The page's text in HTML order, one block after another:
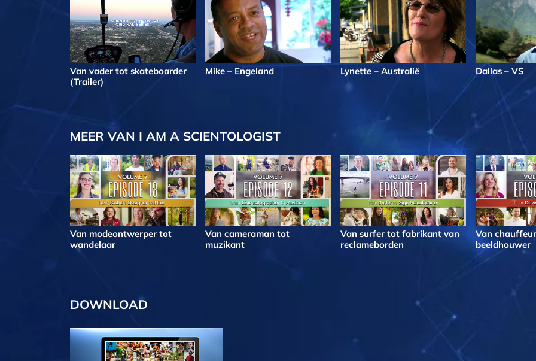
Van vader tot skateboarder
(Trailer)
Mike – Engeland Lynette – Australië Dallas – VS
MEER VAN I AM A SCIENTOLOGIST
Van modeontwerper tot
wandelaar
Van cameraman tot
muzikant
Van surfer tot fabrikant van
reclameborden
Van
beeldhouwer
DOWNLOAD